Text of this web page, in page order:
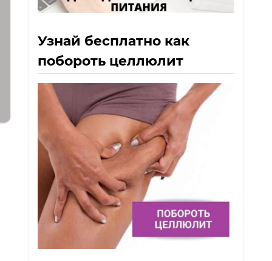
Узнай бесплатно как
побороть целлюлит